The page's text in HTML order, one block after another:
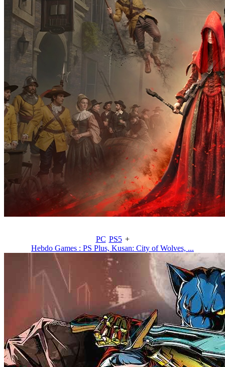
PC PS5 +
Hebdo Games : PS Plus, Kusan: City of Wolves, ...